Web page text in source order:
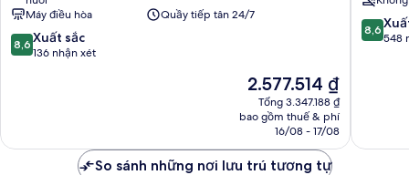
Quận
9
Máy điều hòa
Quầy tiếp tân 24/7
8.6
trên
xét
8,6 Xuất sắc
136 nhận xét
Giá
hiện
tại
2.577.514 ₫
2.577.514 ₫
Tổng 3.347.188 ₫
bao gồm thuế & phí
16/08 - 17/08
8.6
trên
8,6
548
So sánh những nơi lưu trú tương tự